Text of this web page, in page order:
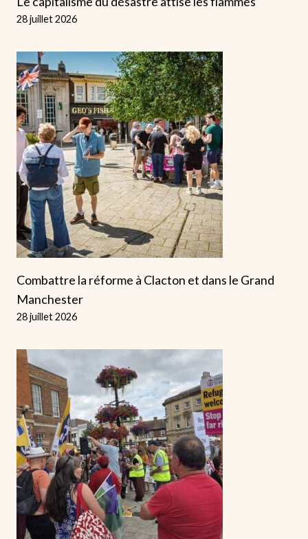
28 juillet 2026
Combattre la réforme à Clacton et dans le Grand
Manchester
28 juillet 2026